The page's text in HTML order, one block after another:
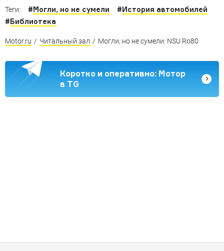
Теги: #Могли, но не сумели #История автомобилей
#Библиотека
Motor.ru / Читальный зал / Могли, но не сумели: NSU Ro80
Коротко и оперативно: Мотор
в TG